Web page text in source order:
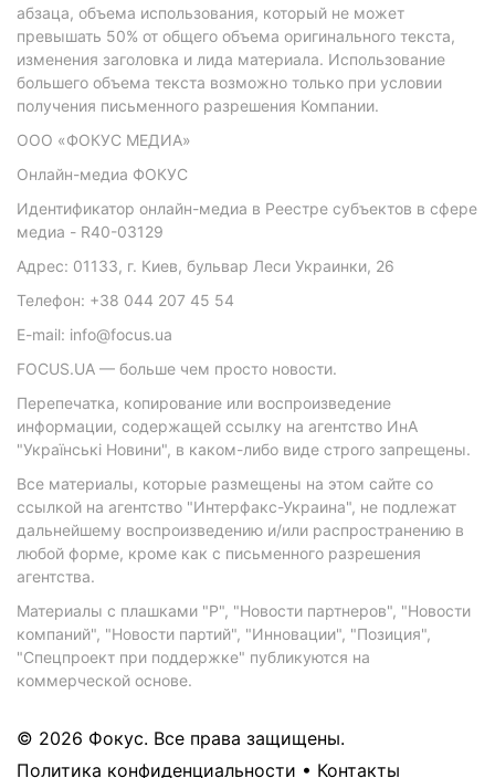
абзаца, объема использования, который не может
превышать 50% от общего объема оригинального текста,
изменения заголовка и лида материала. Использование
большего объема текста возможно только при условии
получения письменного разрешения Компании.
ООО «ФОКУС МЕДИА»
Онлайн-медиа ФОКУС
Идентификатор онлайн-медиа в Реестре субъектов в сфере
медиа - R40-03129
Адрес: 01133, г. Киев, бульвар Леси Украинки, 26
Телефон: +38 044 207 45 54
E-mail: info@focus.ua
FOCUS.UA — больше чем просто новости.
Перепечатка, копирование или воспроизведение
информации, содержащей ссылку на агентство ИнА
"Українські Новини", в каком-либо виде строго запрещены.
Все материалы, которые размещены на этом сайте со
ссылкой на агентство "Интерфакс-Украина", не подлежат
дальнейшему воспроизведению и/или распространению в
любой форме, кроме как с письменного разрешения
агентства.
Материалы с плашками "Р", "Новости партнеров", "Новости
компаний", "Новости партий", "Инновации", "Позиция",
"Спецпроект при поддержке" публикуются на
коммерческой основе.
© 2026 Фокус. Все права защищены.
Политика конфиденциальности • Контакты